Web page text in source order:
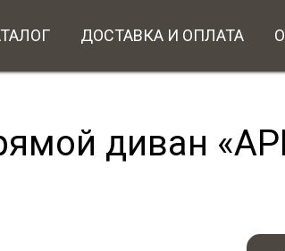
ДОСТАВКА И ОПЛАТА
диван